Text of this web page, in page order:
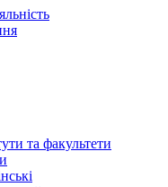
та факультети